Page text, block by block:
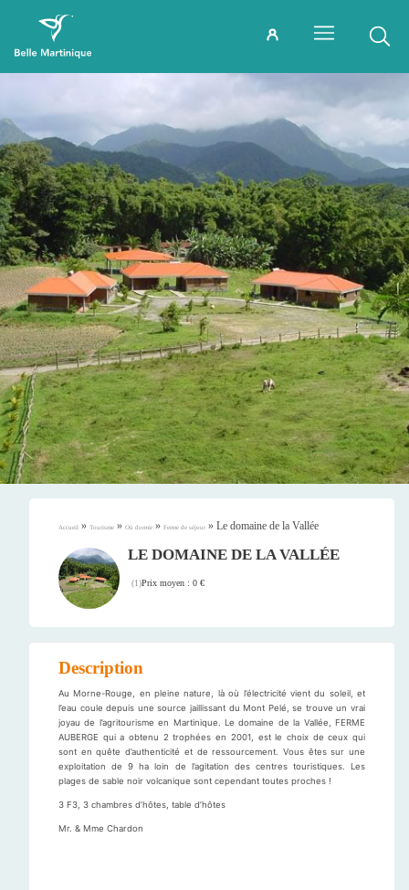
Accueil » Tourisme » Où dormir » Ferme de séjour » Le domaine de la Vallée
LE DOMAINE DE LA VALLÉE
(1)Prix moyen : 0 €
Description
Au Morne-Rouge, en pleine nature, là où l’électricité vient du soleil, et
l’eau coule depuis une source jaillissant du Mont Pelé, se trouve un vrai
joyau de l’agritourisme en Martinique. Le domaine de la Vallée, FERME
AUBERGE qui a obtenu 2 trophées en 2001, est le choix de ceux qui
sont en quête d’authenticité et de ressourcement. Vous êtes sur une
exploitation de 9 ha loin de l’agitation des centres touristiques. Les
plages de sable noir volcanique sont cependant toutes proches !
3 F3, 3 chambres d’hôtes, table d’hôtes
Mr. & Mme Chardon